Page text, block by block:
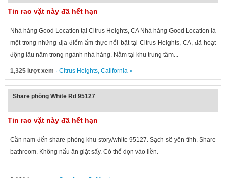
Tin rao vặt này đã hết hạn
Nhà hàng Good Location tại Citrus Heights, CA Nhà hàng Good Location là
một trong những địa điểm ẩm thực nổi bật tại Citrus Heights, CA, đã hoạt
động lâu năm trong ngành nhà hàng. Nằm tại khu trung tâm...
1,325 lượt xem · Citrus Heights, California»
Share phòng White Rd 95127
Tin rao vặt này đã hết hạn
Cần nam đến share phòng khu story/white 95127. Sạch sẽ yên tĩnh. Share
bathroom. Không nấu ăn giặt sấy. Có thể dọn vào liền.